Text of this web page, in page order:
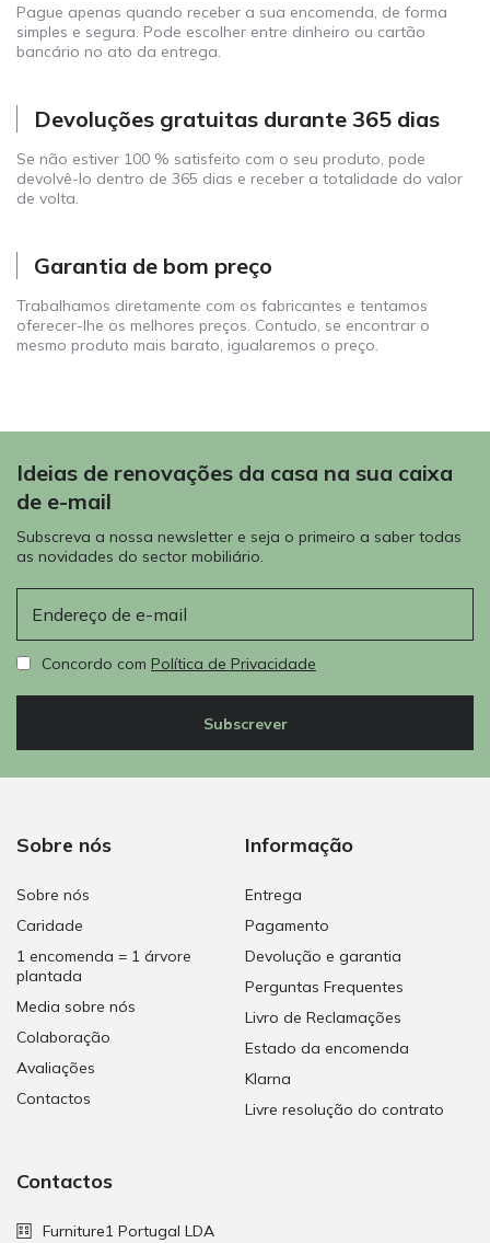
Pague apenas quando receber a sua encomenda, de forma
simples e segura. Pode escolher entre dinheiro ou cartão
bancário no ato da entrega.
Devoluções gratuitas durante 365 dias
Se não estiver 100 % satisfeito com o seu produto, pode
devolvê-lo dentro de 365 dias e receber a totalidade do valor
de volta.
Garantia de bom preço
Trabalhamos diretamente com os fabricantes e tentamos
oferecer-lhe os melhores preços. Contudo, se encontrar o
mesmo produto mais barato, igualaremos o preço.
Ideias de renovações da casa na sua caixa
de e-mail
Subscreva a nossa newsletter e seja o primeiro a saber todas
as novidades do sector mobiliário.
Concordo com Política de Privacidade
Subscrever
Sobre nós
Sobre nós
Caridade
1 encomenda = 1 árvore
plantada
Media sobre nós
Colaboração
Avaliações
Contactos
Informação
Entrega
Pagamento
Devolução e garantia
Perguntas Frequentes
Livro de Reclamações
Estado da encomenda
Klarna
Livre resolução do contrato
Contactos
Furniture1 Portugal LDA